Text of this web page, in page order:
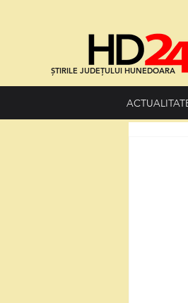
ȘTIRILE JUDEȚULUI HUNEDOARA